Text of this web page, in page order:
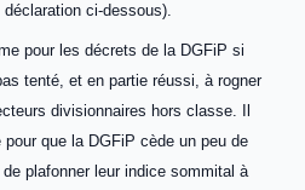
ci-dessous).
pour les décrets de la DGFiP si
tenté, et en partie réussi, à rogner
divisionnaires hors classe. Il
que la DGFiP cède un peu de
plafonner leur indice sommital à